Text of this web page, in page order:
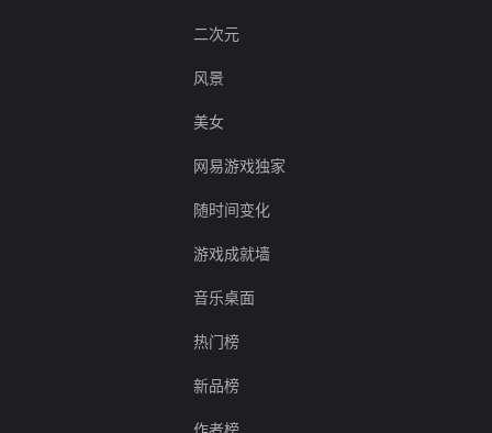
二次元
风景
美女
网易游戏独家
随时间变化
游戏成就墙
音乐桌面
热门榜
新品榜
作者榜